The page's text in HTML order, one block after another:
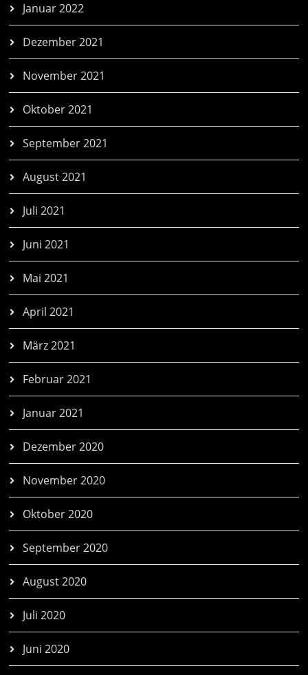
Januar 2022
Dezember 2021
November 2021
Oktober 2021
September 2021
August 2021
Juli 2021
Juni 2021
Mai 2021
April 2021
März 2021
Februar 2021
Januar 2021
Dezember 2020
November 2020
Oktober 2020
September 2020
August 2020
Juli 2020
Juni 2020